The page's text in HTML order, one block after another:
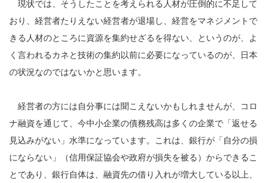
現状では、そうしたことを考えられる人材が圧倒的に不足して
おり、経営者たりえない経営者が退場し、経営をマネジメントで
きる人材のところに資源を集約せざるを得ない、というのが、よ
く言われるカネと技術の集約以前に必要になっているのが、日本
の状況なのではないかと思います。
経営者の方には自分事には聞こえないかもしれませんが、コロ
ナ融資を通じて、今中小企業の債務残高は多くの企業で「返せる
見込みがない」水準になっています。これは、銀行が「自分の損
にならない」（信用保証協会や政府が損失を被る）からできるこ
とであり、銀行自体は、融資先の借り入れが増大している以上、